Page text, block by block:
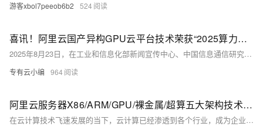
游客xbol7peeob6b2 524
喜讯！阿里云国产异构GPU云平台技术荣获“2025算力中国·年度重大成果”
2025年8月23日，在工业和信息化部新闻宣传中心、中国信息通信研究院主办的2025中国算力大会上，阿里云与浙江大学联合研发的“国产异构GPU云平台关键技术与系统”荣获「算力中国·年度重大成果」。该评选旨在选拔出算力产业具有全局性突破价值的重大成果，是业内公认的技术创新“风向标”。
专有云小编 964
阿里云服务器X86/ARM/GPU/裸金属/超算五大架构技术特点、场景适配参考
在云计算技术飞速发展的当下，云计算已经渗透到各个行业，成为企业数字化转型的关键驱动力。选择合适的云服务器架构对于提升业务效率、降低成本至关重要。阿里云提供了多样化的云服务器架构选择，包括X86计算、ARM计算、GPU/FPGA/ASIC、弹性裸金属服务器以及高性能计算等。本文将深入解析这些架构的特点、优势及适用场景，以供大家了解和选择参考。